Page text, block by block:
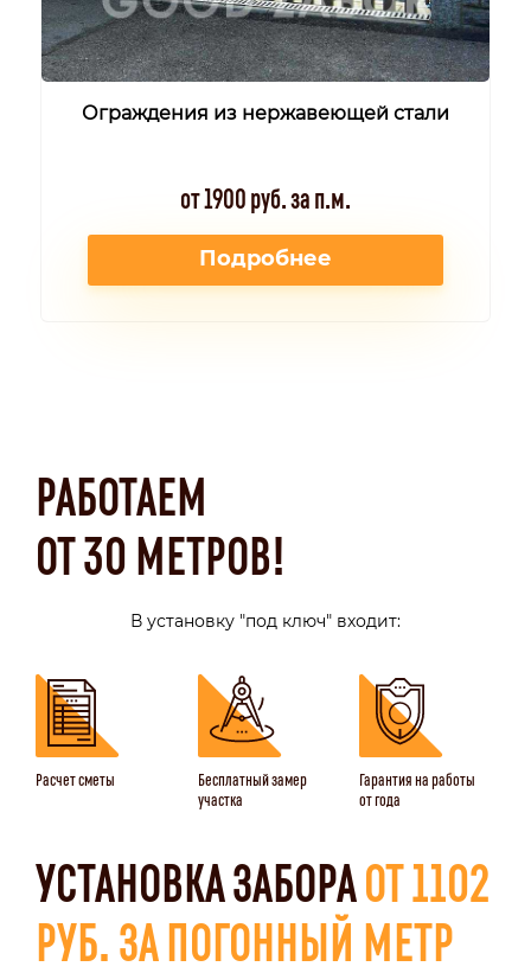
Ограждения из нержавеющей стали
от 1900 руб. за п.м.
Подробнее
РАБОТАЕМ
ОТ 30 МЕТРОВ!
В установку "под ключ" входит:
Расчет сметы
Бесплатный замер
участка
Гарантия на работы
от года
УСТАНОВКА ЗАБОРАОТ 1102
РУБ. ЗА ПОГОННЫЙ МЕТР